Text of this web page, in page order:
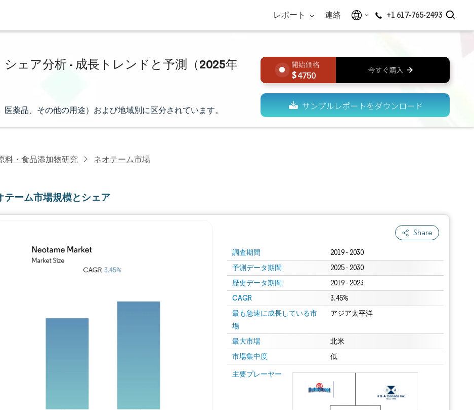
レポート 連絡 +1 617-765-2493
ェア分析 - 成長トレンドと予測（2025年
薬品、その他の用途）および地域別に区分されています。
4750
料・食品添加物研究 ネオテーム市場
テーム市場規模とシェア
Share
調査期間 2019 - 2030
予測データ期間 2025 - 2030
歴史データ期間 2019 - 2023
CAGR 3.45%
最も急速に成長している市
場
アジア太平洋
最大市場 北米
市場集中度 低
主要プレーヤー